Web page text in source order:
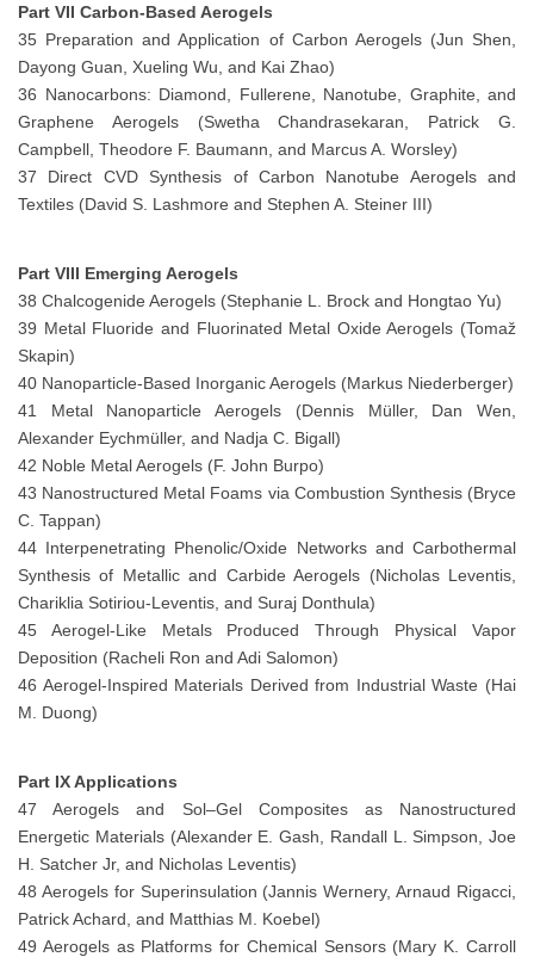
Part VII Carbon-Based Aerogels
35 Preparation and Application of Carbon Aerogels (Jun Shen,
Dayong Guan, Xueling Wu, and Kai Zhao)
36 Nanocarbons: Diamond, Fullerene, Nanotube, Graphite, and
Graphene Aerogels (Swetha Chandrasekaran, Patrick G.
Campbell, Theodore F. Baumann, and Marcus A. Worsley)
37 Direct CVD Synthesis of Carbon Nanotube Aerogels and
Textiles (David S. Lashmore and Stephen A. Steiner III)
Part VIII Emerging Aerogels
38 Chalcogenide Aerogels (Stephanie L. Brock and Hongtao Yu)
39 Metal Fluoride and Fluorinated Metal Oxide Aerogels (Tomaž
Skapin)
40 Nanoparticle-Based Inorganic Aerogels (Markus Niederberger)
41 Metal Nanoparticle Aerogels (Dennis Müller, Dan Wen,
Alexander Eychmüller, and Nadja C. Bigall)
42 Noble Metal Aerogels (F. John Burpo)
43 Nanostructured Metal Foams via Combustion Synthesis (Bryce
C. Tappan)
44 Interpenetrating Phenolic/Oxide Networks and Carbothermal
Synthesis of Metallic and Carbide Aerogels (Nicholas Leventis,
Chariklia Sotiriou-Leventis, and Suraj Donthula)
45 Aerogel-Like Metals Produced Through Physical Vapor
Deposition (Racheli Ron and Adi Salomon)
46 Aerogel-Inspired Materials Derived from Industrial Waste (Hai
M. Duong)
Part IX Applications
47 Aerogels and Sol–Gel Composites as Nanostructured
Energetic Materials (Alexander E. Gash, Randall L. Simpson, Joe
H. Satcher Jr, and Nicholas Leventis)
48 Aerogels for Superinsulation (Jannis Wernery, Arnaud Rigacci,
Patrick Achard, and Matthias M. Koebel)
49 Aerogels as Platforms for Chemical Sensors (Mary K. Carroll